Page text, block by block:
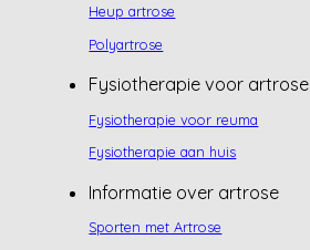
Heup artrose
Polyartrose
Fysiotherapie voor artrose
Fysiotherapie voor reuma
Fysiotherapie aan huis
Informatie over artrose
Sporten met Artrose